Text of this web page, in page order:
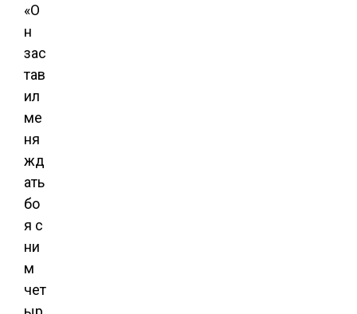
«О
н
зас
тав
ил
ме
ня
жд
ать
бо
я с
ни
м
чет